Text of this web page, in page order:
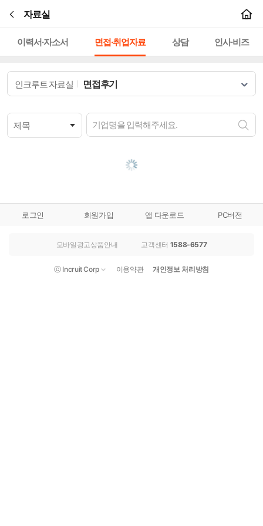
자료실
이력서·자소서 면접·취업자료 상담 인사·비즈
인크루트 자료실 면접후기
로그인 회원가입 앱 다운로드 PC버전
모바일광고상품안내 고객센터 1588-6577
ⓒ Incruit Corp 이용약관 개인정보 처리방침